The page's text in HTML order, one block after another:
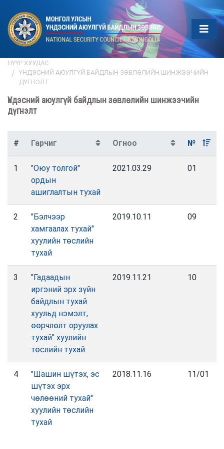
НҮҮР ХУУДАС
ҮНДЭСНИЙ АЮУЛГҮЙ БАЙДЛЫН ЗӨВЛӨЛИЙН ШИНЖЭЭЧИЙН
ДҮГНЭЛТ
Үндэсний аюулгүй байдлын зөвлөлийн шинжээчийн
дүгнэлт
# Гарчиг Огноо №
1
"Оюу толгой"
ордын
ашиглалтын тухай
2021.03.29 01
2
"Бэлчээр
хамгаалах тухай"
хуулийн төслийн
тухай
2019.10.11 09
3
"Гадаадын
иргэний эрх зүйн
байдлын тухай
хуульд нэмэлт,
өөрчлөлт оруулах
тухай" хуулийн
төслийн тухай
2019.11.21 10
4
"Шашин шүтэх, эс
шүтэх эрх
чөлөөний тухай"
хуулийн төслийн
тухай
2018.11.16 11/01